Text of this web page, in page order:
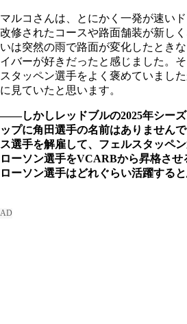
マルコさんは、とにかく一発が速い
改修されたコースや路面舗装が新し
いは突然の雨で路面が変化したとき
イバーが好きだったと感じました。
スタッペン選手をよく褒めていまし
に見ていたと思います。
――しかしレッドブルの2025年シー
ップに角田選手の名前はありません
ス選手を解雇して、フェルスタッペ
ローソン選手をVCARBから昇格させ
ローソン選手はどれぐらい活躍する